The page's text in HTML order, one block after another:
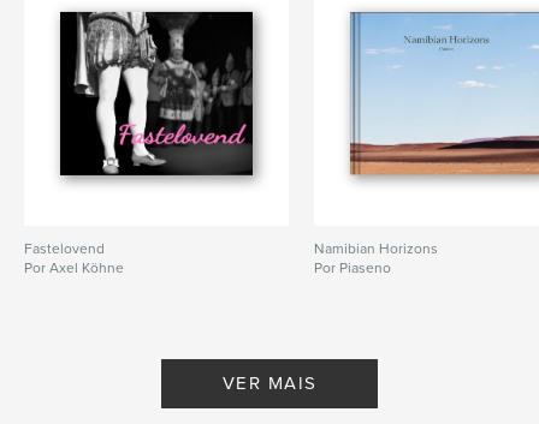
Fastelovend
Por Axel Köhne
Namibian Horizons
Por Piaseno
VER MAIS